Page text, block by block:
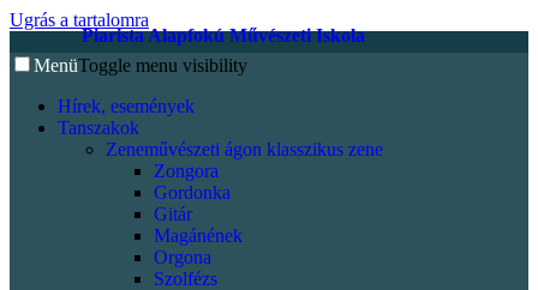
Ugrás a tartalomra
Piarista Alapfokú Művészeti Iskola
MenüToggle menu visibility
Hírek, események
Tanszakok
Zeneművészeti ágon klasszikus zene
Zongora
Gordonka
Gitár
Magánének
Orgona
Szolfézs